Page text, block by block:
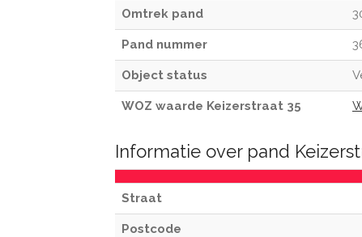
Omtrek pand
Pand nummer
Object status
WOZ waarde Keizerstraat 35
Informatie over pand
Straat
Postcode